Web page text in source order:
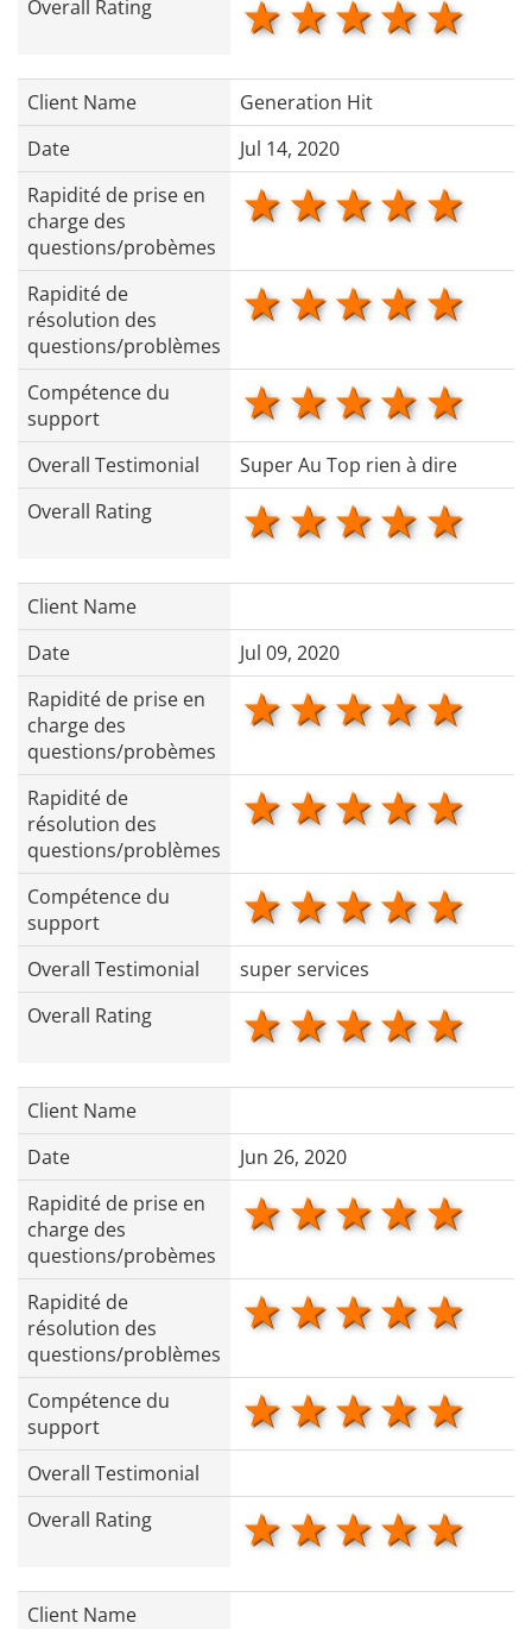
Overall Rating
4
3 stars
2 stars
1 star
Client Name
Generation Hit
Date
Jul 14, 2020
Rapidité de prise en
charge des
questions/probèmes
4
3 stars
2 stars
1 star
Rapidité de
résolution des
questions/problèmes
4
3 stars
2 stars
1 star
Compétence du
support
4
3 stars
2 stars
1 star
Overall Testimonial
Super Au Top rien à dire
Overall Rating
4
3 stars
2 stars
1 star
Client Name
Date
Jul 09, 2020
Rapidité de prise en
charge des
questions/probèmes
4
3 stars
2 stars
1 star
Rapidité de
résolution des
questions/problèmes
4
3 stars
2 stars
1 star
Compétence du
support
4
3 stars
2 stars
1 star
Overall Testimonial
super services
Overall Rating
4
3 stars
2 stars
1 star
Client Name
Date
Jun 26, 2020
Rapidité de prise en
charge des
questions/probèmes
4
3 stars
2 stars
1 star
Rapidité de
résolution des
questions/problèmes
4
3 stars
2 stars
1 star
Compétence du
support
4
3 stars
2 stars
1 star
Overall Testimonial
Overall Rating
4
3 stars
2 stars
1 star
Client Name